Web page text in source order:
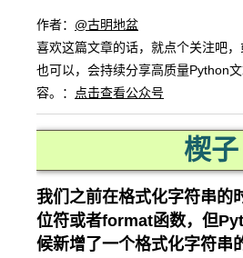
作者： @古明地盆
喜欢这篇文章的话，就点个关注吧
也可以，会持续分享高质量Python
容。：
点击查看公众号
楔子
我们之前在格式化字符串的
位符或者format函数，但
候新增了一个格式化字符串